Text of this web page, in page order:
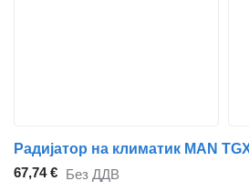
67,74 € Без ДДВ